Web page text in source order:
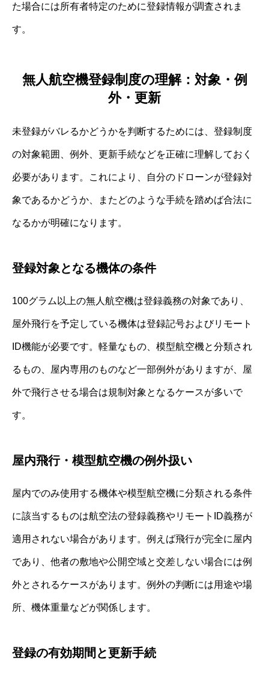
た場合には所有者特定のために登録情報が調査されま
す。
無人航空機登録制度の理解：対象・例
外・更新
未登録がバレるかどうかを判断するためには、登録制度
の対象範囲、例外、更新手続などを正確に理解しておく
必要があります。これにより、自分のドローンが登録対
象であるかどうか、またどのような手続を踏めば合法に
なるかが明確になります。
登録対象となる機体の条件
100グラム以上の無人航空機は登録義務の対象であり、
屋外飛行を予定している機体は登録記号およびリモート
ID機能が必要です。軽量なもの、模型航空機と分類され
るもの、屋内専用のものなど一部例外がありますが、屋
外で飛行させる場合は規制対象となるケースが多いで
す。
屋内飛行・模型航空機の例外扱い
屋内でのみ使用する機体や模型航空機に分類される条件
に該当するものは航空法の登録義務やリモートID義務が
適用されない場合があります。例えば飛行が完全に屋内
であり、他者の敷地や公開空域と交差しない場合には例
外とされるケースがあります。例外の判断には用途や場
所、機体重量などが関係します。
登録の有効期間と更新手続